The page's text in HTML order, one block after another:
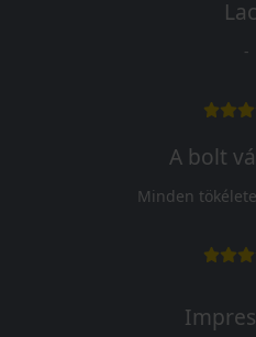
-
A bolt
Minden